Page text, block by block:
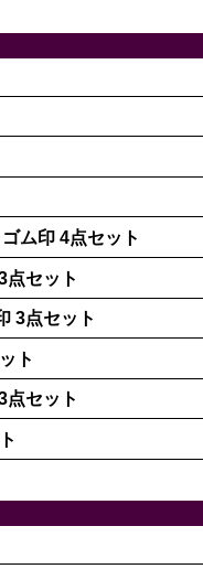
ム印 4点セット
点セット
3点セット
ト
点セット